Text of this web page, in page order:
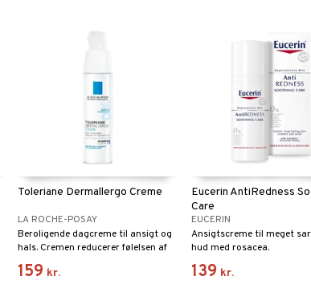
Toleriane Dermallergo Creme
LA ROCHE-POSAY
Beroligende dagcreme til ansigt og
hals. Cremen reducerer følelsen af
ubehag og virker intensivt
fugtighedsgivende. Konsistensen er
159 kr.
Eucerin AntiRedness
Care
EUCERIN
Ansigtscreme til meget
hud med rosacea.
139 kr.